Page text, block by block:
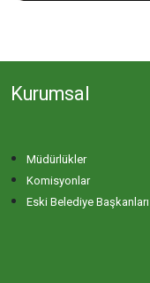
Kurumsal
Müdürlükler
Komisyonlar
Eski Belediye Başkanları